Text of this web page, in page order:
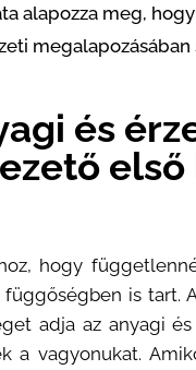
alapozza meg,
megalapozásában
és
hogy
is tart.
adja az anyagi
a vagyonukat.